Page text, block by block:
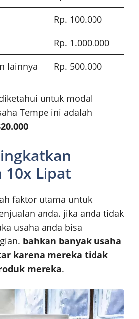
Rp. 100.000
Rp. 1.000.000
lainnya
Rp. 500.000
untuk modal
Tempe ini adalah
10x Lipat
faktor utama untuk
anda. jika anda tidak
usaha anda bisa
bahkan banyak usaha
karena mereka tidak
mereka.